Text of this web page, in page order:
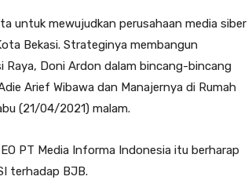
untuk mewujudkan perusahaan media siber
Bekasi. Strateginya membangun
Raya, Doni Ardon dalam bincang-bincang
Arief Wibawa dan Manajernya di Rumah
(21/04/2021) malam.
PT Media Informa Indonesia itu berharap
terhadap BJB.